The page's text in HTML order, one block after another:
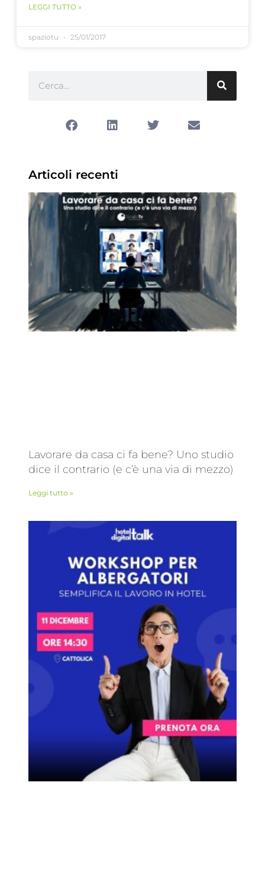
LEGGI TUTTO »
spaziotu 25/01/2017
Articoli recenti
Lavorare da casa ci fa bene? Uno studio
dice il contrario (e c’è una via di mezzo)
Leggi tutto »